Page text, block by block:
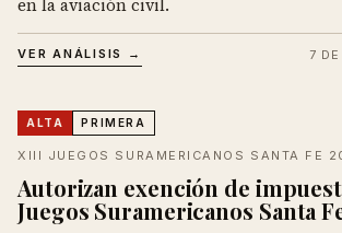
en la aviación civil.
VER ANÁLISIS → 7
ALTA PRIMERA
XIII JUEGOS SURAMERICANOS SANTA FE
Autorizan exención de
Juegos Suramericanos Santa